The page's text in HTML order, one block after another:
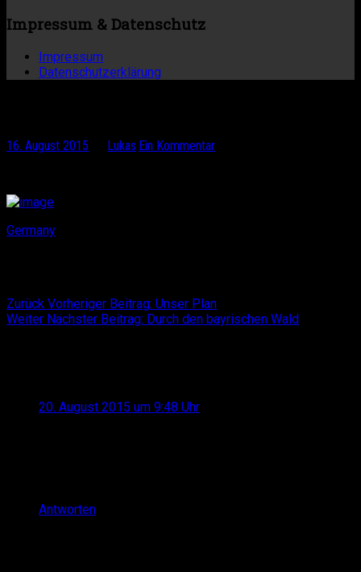
Impressum & Datenschutz
Impressum
Datenschutzerklärung
16. August 2015 Lukas Ein Kommentar
Germany
Zurück Vorheriger Beitrag: Unser Plan
Weiter Nächster Beitrag: Durch den bayrischen Wald
20. August 2015 um 9:48 Uhr
Antworten